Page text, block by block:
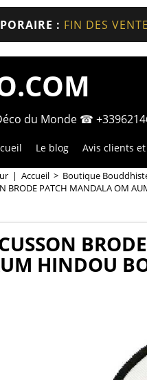
: FIN DES
du Monde ☎
Le blog Avis clients
| Accueil > Boutique
BRODE PATCH MANDALA OM
HINDOU